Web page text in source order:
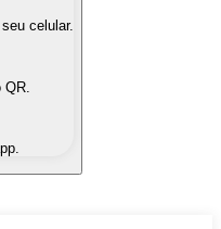
seu interesse de forma
em moeda fiduciária
outra
celular.